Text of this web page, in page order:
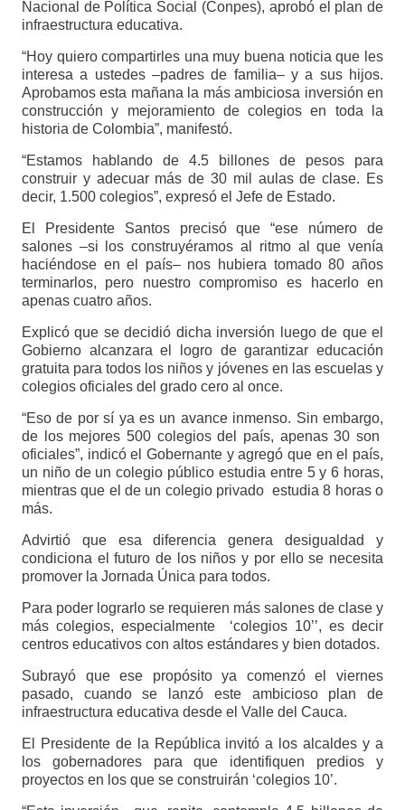
Nacional de Política Social (Conpes), aprobó el plan de
infraestructura educativa.
“Hoy quiero compartirles una muy buena noticia que les
interesa a ustedes –padres de familia– y a sus hijos.
Aprobamos esta mañana la más ambiciosa inversión en
construcción y mejoramiento de colegios en toda la
historia de Colombia”, manifestó.
“Estamos hablando de 4.5 billones de pesos para
construir y adecuar más de 30 mil aulas de clase. Es
decir, 1.500 colegios”, expresó el Jefe de Estado.
El Presidente Santos precisó que “ese número de
salones –si los construyéramos al ritmo al que venía
haciéndose en el país– nos hubiera tomado 80 años
terminarlos, pero nuestro compromiso es hacerlo en
apenas cuatro años.
Explicó que se decidió dicha inversión luego de que el
Gobierno alcanzara el logro de garantizar educación
gratuita para todos los niños y jóvenes en las escuelas y
colegios oficiales del grado cero al once.
“Eso de por sí ya es un avance inmenso. Sin embargo,
de los mejores 500 colegios del país, apenas 30 son
oficiales”, indicó el Gobernante y agregó que en el país,
un niño de un colegio público estudia entre 5 y 6 horas,
mientras que el de un colegio privado estudia 8 horas o
más.
Advirtió que esa diferencia genera desigualdad y
condiciona el futuro de los niños y por ello se necesita
promover la Jornada Única para todos.
Para poder lograrlo se requieren más salones de clase y
más colegios, especialmente ‘colegios 10’’, es decir
centros educativos con altos estándares y bien dotados.
Subrayó que ese propósito ya comenzó el viernes
pasado, cuando se lanzó este ambicioso plan de
infraestructura educativa desde el Valle del Cauca.
El Presidente de la República invitó a los alcaldes y a
los gobernadores para que identifiquen predios y
proyectos en los que se construirán ‘colegios 10’.